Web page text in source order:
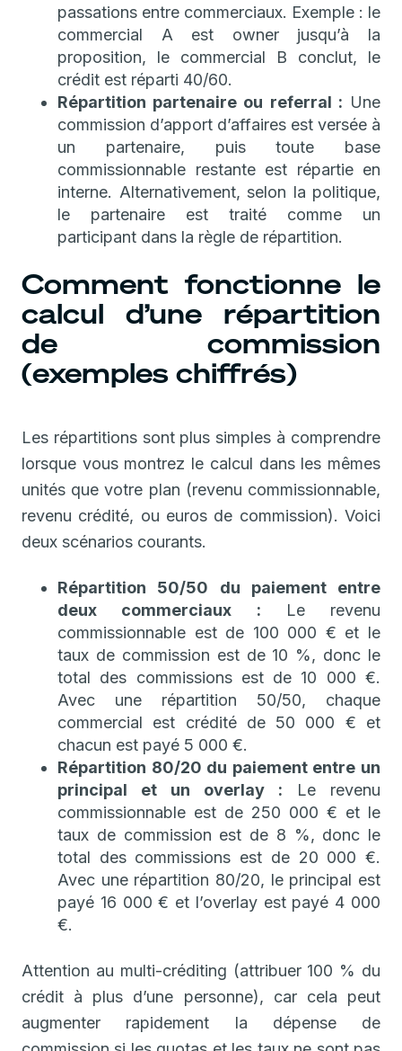
passations entre commerciaux. Exemple : le
commercial A est owner jusqu’à la
proposition, le commercial B conclut, le
crédit est réparti 40/60.
Répartition partenaire ou referral : Une
commission d’apport d’affaires est versée à
un partenaire, puis toute base
commissionnable restante est répartie en
interne. Alternativement, selon la politique,
le partenaire est traité comme un
participant dans la règle de répartition.
Comment fonctionne le
calcul d’une répartition
de commission
(exemples chiffrés)
Les répartitions sont plus simples à comprendre
lorsque vous montrez le calcul dans les mêmes
unités que votre plan (revenu commissionnable,
revenu crédité, ou euros de commission). Voici
deux scénarios courants.
Répartition 50/50 du paiement entre
deux commerciaux : Le revenu
commissionnable est de 100 000 € et le
taux de commission est de 10 %, donc le
total des commissions est de 10 000 €.
Avec une répartition 50/50, chaque
commercial est crédité de 50 000 € et
chacun est payé 5 000 €.
Répartition 80/20 du paiement entre un
principal et un overlay : Le revenu
commissionnable est de 250 000 € et le
taux de commission est de 8 %, donc le
total des commissions est de 20 000 €.
Avec une répartition 80/20, le principal est
payé 16 000 € et l’overlay est payé 4 000
€.
Attention au multi-créditing (attribuer 100 % du
crédit à plus d’une personne), car cela peut
augmenter rapidement la dépense de